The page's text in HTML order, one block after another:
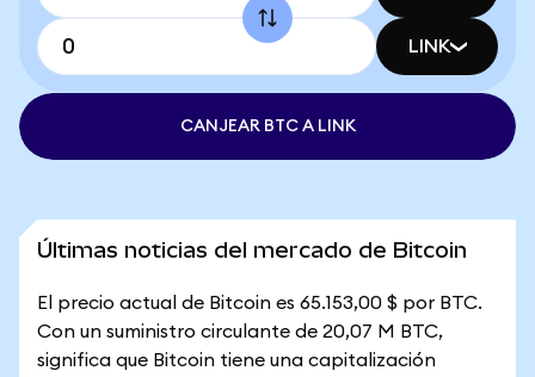
LINK
CANJEAR BTC A LINK
Últimas noticias del mercado de Bitcoin
El precio actual de Bitcoin es 65.153,00 $ por BTC.
Con un suministro circulante de 20,07 M BTC,
significa que Bitcoin tiene una capitalización